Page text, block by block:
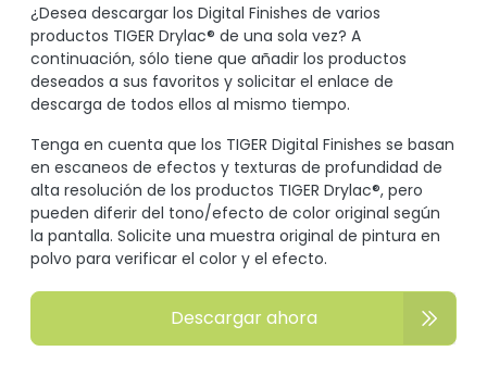
¿Desea descargar los Digital Finishes de varios
productos TIGER Drylac® de una sola vez? A
continuación, sólo tiene que añadir los productos
deseados a sus favoritos y solicitar el enlace de
descarga de todos ellos al mismo tiempo.
Tenga en cuenta que los TIGER Digital Finishes se basan
en escaneos de efectos y texturas de profundidad de
alta resolución de los productos TIGER Drylac®, pero
pueden diferir del tono/efecto de color original según
la pantalla. Solicite una muestra original de pintura en
polvo para verificar el color y el efecto.
Descargar ahora